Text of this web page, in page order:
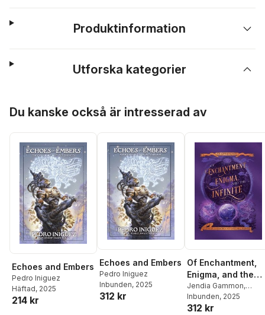
Produktinformation
Utforska kategorier
Du kanske också är intresserad av
Echoes and Embers
Pedro Iniguez
Häftad, 2025
214 kr
Echoes and Embers
Pedro Iniguez
Inbunden, 2025
312 kr
Of Enchantment,
Enigma, and the
Infinite
Jendia Gammon,
Gareth L Powell
Scarlett R Algee
Inbunden, 2025
312 kr